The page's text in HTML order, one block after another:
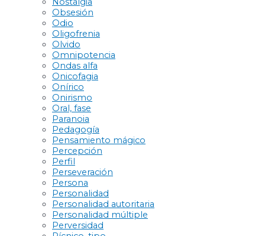
Obsesión
Odio
Oligofrenia
Olvido
Omnipotencia
Ondas alfa
Onicofagia
Onírico
Onirismo
Oral, fase
Paranoia
Pedagogía
Pensamiento mágico
Percepción
Perfil
Perseveración
Persona
Personalidad
Personalidad autoritaria
Personalidad múltiple
Perversidad